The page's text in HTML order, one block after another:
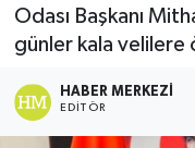
Odası Başkanı
günler kala velilere
HABER MERKEZI
EDITÖR
Genel